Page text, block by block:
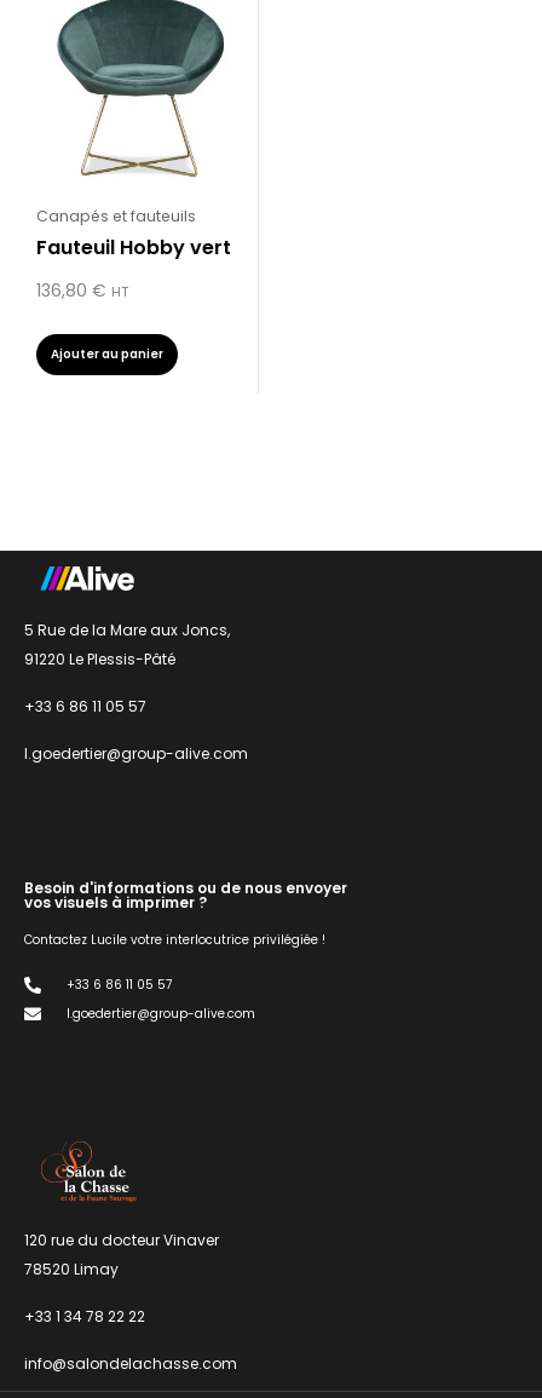
Canapés et fauteuils
Fauteuil Hobby vert
136,80 € HT
Ajouter au panier
5 Rue de la Mare aux Joncs,
91220 Le Plessis-Pâté
+33 6 86 11 05 57
l.goedertier@group-alive.com
Besoin d'informations ou de nous envoyer
vos visuels à imprimer ?
Contactez Lucile votre interlocutrice privilégiée !
+33 6 86 11 05 57
l.goedertier@group-alive.com
120 rue du docteur Vinaver
78520 Limay
+33 1 34 78 22 22
info@salondelachasse.com